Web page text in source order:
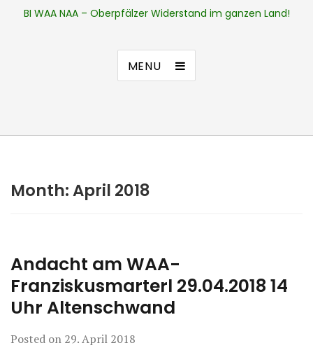
BI WAA NAA – Oberpfälzer Widerstand im ganzen Land!
MENU
Month:April 2018
Andacht am WAA-
Franziskusmarterl 29.04.2018 14
Uhr Altenschwand
Posted on 29. April 2018